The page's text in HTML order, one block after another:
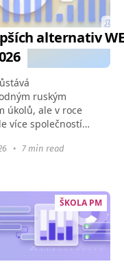
alternativ
ruským
úkolů, ale v roce
více společností
Omezené
s růstem...
• 7 min read
ŠKOLA PM